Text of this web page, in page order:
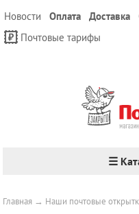
Новости Оплата Доставка
Почтовые тарифы
☰
Главная → Наши почтовые